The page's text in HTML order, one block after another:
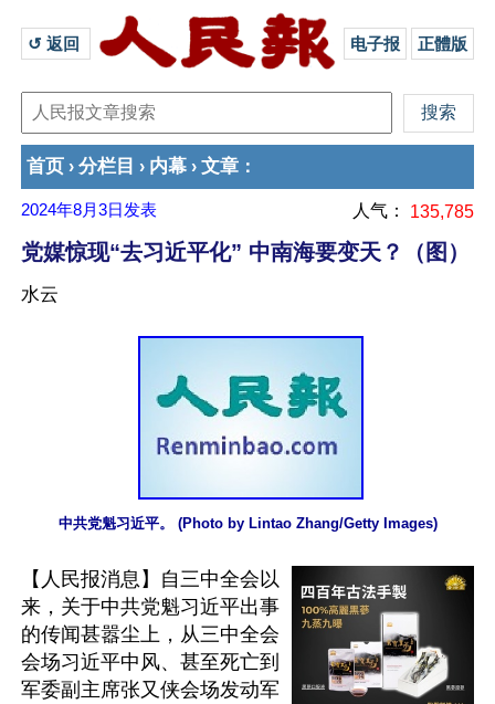
↺ 返回 电子报 正體版
首页 › 分栏目 › 内幕 › 文章 ：
2024年8月3日 发表 人气： 135,785
党媒惊现“去习近平化” 中南海要变天？（图）
水云
中共党魁习近平。 (Photo by Lintao Zhang/Getty Images)
【人民报消息】自三中全会以
来，关于中共党魁习近平出事
的传闻甚嚣尘上，从三中全会
会场习近平中风、甚至死亡到
军委副主席张又侠会场发动军